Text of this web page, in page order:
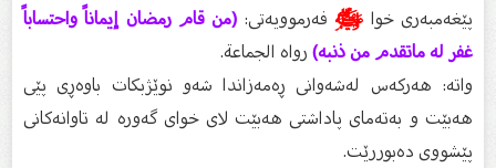
پێغەمبەرى خواﷺفەرموویەتى:(من قام رمضان إيماناً واحتساباً
غفر له ماتقدم من ذنبه)رواه الجماعة.
واتە: هەركەس لەشەوانى ڕەمەزاندا شەو نوێژبكات باوەڕى پێى
هەبێت و بەتەماى پاداشتى هەبێت لاى خواى گەورە لە تاوانەكانى
پێشووى دەبوررێت.